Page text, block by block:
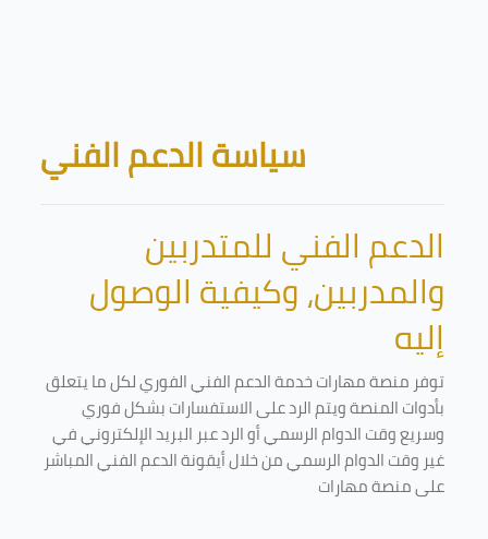
Blocks
سياسة الدعم الفني
الدعم الفني للمتدربين
والمدربين، وكيفية الوصول
إليه
توفر منصة مهارات خدمة الدعم الفني الفوري لكل ما يتعلق
بأدوات المنصة ويتم الرد على الاستفسارات بشكل فوري
وسريع وقت الدوام الرسمي أو الرد عبر البريد الإلكتروني في
غير وقت الدوام الرسمي من خلال أيقونة الدعم الفني المباشر
على منصة مهارات